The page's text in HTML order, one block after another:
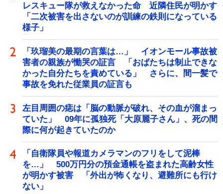
レスキュー隊が救えなかった命 近隣住民が明かす
「二次被害を出さないのが訓練の鉄則になっている
様子」
「玖瑠美の最期の言葉は…」 イオンモール事故被
害者の親族が慟哭の証言 「おばたちは制止できな
かった自分たちを責めている」 さらに、間一髪で
事故を免れた従業員の証言も
左目周囲の痣は「脳の動脈が破れ、その血が溜まっ
ていた」 09年に孤独死「大原麗子さん」、死の間
際に何が起きていたのか
「自衛隊員や報道カメラマンのフリをして泥棒
を…」 500万円分の預金通帳を盗まれた高齢女性
が明かす被害 「外出が怖くなり、避難所にも行け
ない」